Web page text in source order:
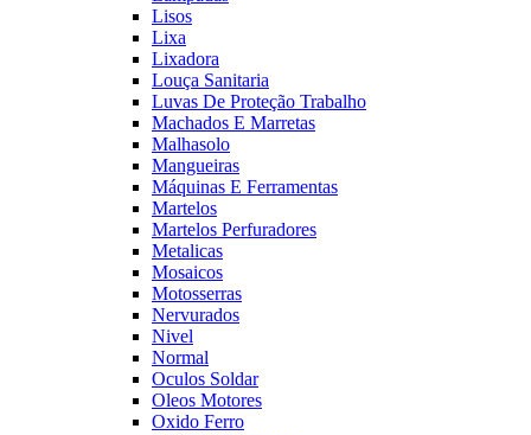
Lisos
Lixa
Lixadora
Louça Sanitaria
Luvas De Proteção Trabalho
Machados E Marretas
Malhasolo
Mangueiras
Máquinas E Ferramentas
Martelos
Martelos Perfuradores
Metalicas
Mosaicos
Motosserras
Nervurados
Nivel
Normal
Oculos Soldar
Oleos Motores
Oxido Ferro